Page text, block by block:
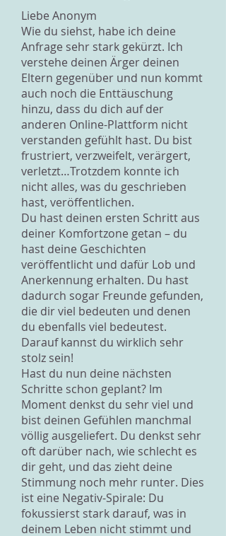
Liebe Anonym
Wie du siehst, habe ich deine
Anfrage sehr stark gekürzt. Ich
verstehe deinen Ärger deinen
Eltern gegenüber und nun kommt
auch noch die Enttäuschung
hinzu, dass du dich auf der
anderen Online-Plattform nicht
verstanden gefühlt hast. Du bist
frustriert, verzweifelt, verärgert,
verletzt…Trotzdem konnte ich
nicht alles, was du geschrieben
hast, veröffentlichen.
Du hast deinen ersten Schritt aus
deiner Komfortzone getan – du
hast deine Geschichten
veröffentlicht und dafür Lob und
Anerkennung erhalten. Du hast
dadurch sogar Freunde gefunden,
die dir viel bedeuten und denen
du ebenfalls viel bedeutest.
Darauf kannst du wirklich sehr
stolz sein!
Hast du nun deine nächsten
Schritte schon geplant? Im
Moment denkst du sehr viel und
bist deinen Gefühlen manchmal
völlig ausgeliefert. Du denkst sehr
oft darüber nach, wie schlecht es
dir geht, und das zieht deine
Stimmung noch mehr runter. Dies
ist eine Negativ-Spirale: Du
fokussierst stark darauf, was in
deinem Leben nicht stimmt und